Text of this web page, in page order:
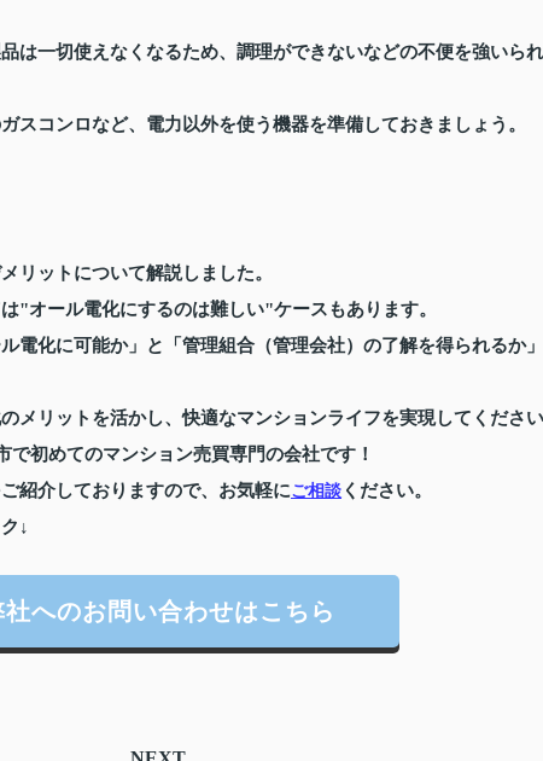
は一切使えなくなるため、調理ができないなどの不便を強いら
スコンロなど、電力以外を使う機器を準備しておきましょう。
リットについて解説しました。
"オール電化にするのは難しい"ケースもあります。
電化に可能か」と「管理組合（管理会社）の了解を得られるか
メリットを活かし、快適なマンションライフを実現してください
で初めてのマンション売買専門の会社です！
紹介しておりますので、お気軽にご相談 ください。
↓
社へのお問い合わせはこちら